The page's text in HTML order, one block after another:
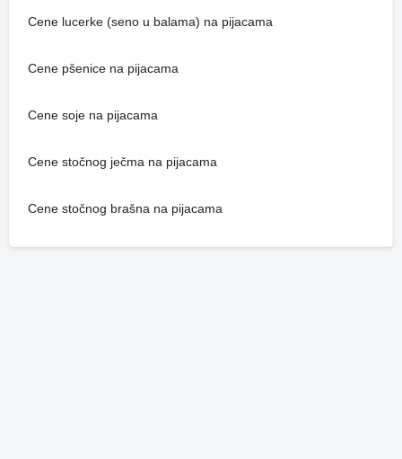
Cene lucerke (seno u balama) na pijacama
Cene pšenice na pijacama
Cene soje na pijacama
Cene stočnog ječma na pijacama
Cene stočnog brašna na pijacama